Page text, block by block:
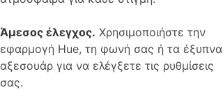
Άμεσος έλεγχος. Χρησιμοποιήστε την
εφαρμογή Hue, τη φωνή σας ή τα έξυπνα
αξεσουάρ για να ελέγξετε τις ρυθμίσεις
σας.